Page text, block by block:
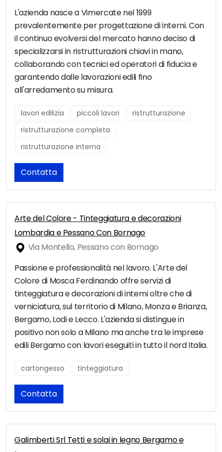
L'azienda nasce a Vimercate nel 1999
prevalentemente per progettazione di interni. Con
il continuo evolversi del mercato hanno deciso di
specializzarsi in ristrutturazioni chiavi in mano,
collaborando con tecnici ed operatori di fiducia e
garantendo dalle lavorazioni edili fino
all'arredamento su misura.
lavori edilizia piccoli lavori
ristrutturazione
ristrutturazione completa
ristrutturazione interna
Contatta
Arte del Colore - Tinteggiatura e decorazioni
Lombardia e Pessano Con Bornago
Via Montello, Pessano con Bornago
Passione e professionalità nel lavoro. L'Arte del
Colore di Mosca Ferdinando offre servizi di
tinteggiatura e decorazioni di interni oltre che di
verniciatura, sul territorio di Milano, Monza e Brianza,
Bergamo, Lodi e Lecco. L'azienda si distingue in
positivo non solo a Milano ma anche tra le imprese
edili Bergamo con lavori eseguiti in tutto il nord Italia.
cartongesso tinteggiatura
Contatta
Galimberti Srl Tetti e solai in legno Bergamo e